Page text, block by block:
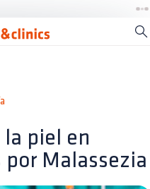
la piel en
Malassezia